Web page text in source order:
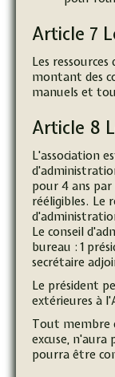
Article 7
Les
montant des
manuels et
Article 8
L'association
pour 4 ans par
rééligibles. Le
Le conseil
bureau : 1
secrétaire
Le président
extérieures à
Tout membre
excuse, n'aura
pourra être